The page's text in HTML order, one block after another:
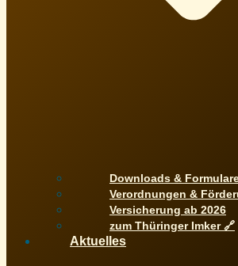
Downloads &
Verordnungen &
Versicherung ab 2026
zum Thüringer Imker 🔗
Aktuelles